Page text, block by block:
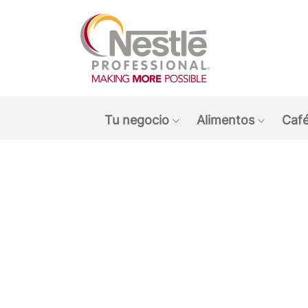
Tu negocio
Show submenu: Tu
Alimentos
Show